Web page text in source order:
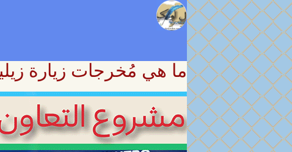
ما هي مُخرجات زيارة